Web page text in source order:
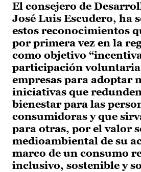
El consejero de
José Luis Escudero, ha
estos reconocimientos
por primera vez en la
como objetivo
participación voluntaria
empresas para adoptar
iniciativas que
bienestar para las
consumidoras y que
para otras, por el valor
medioambiental de su
marco de un consumo
inclusivo, sostenible y